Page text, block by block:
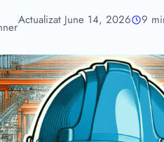
Actualizat June 14, 2026 9